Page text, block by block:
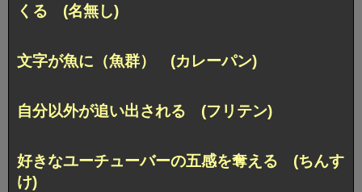
くる (名無し)
文字が魚に（魚群） (カレーパン)
自分以外が追い出される (フリテン)
好きなユーチューバーの五感を奪える (ちんす
け)